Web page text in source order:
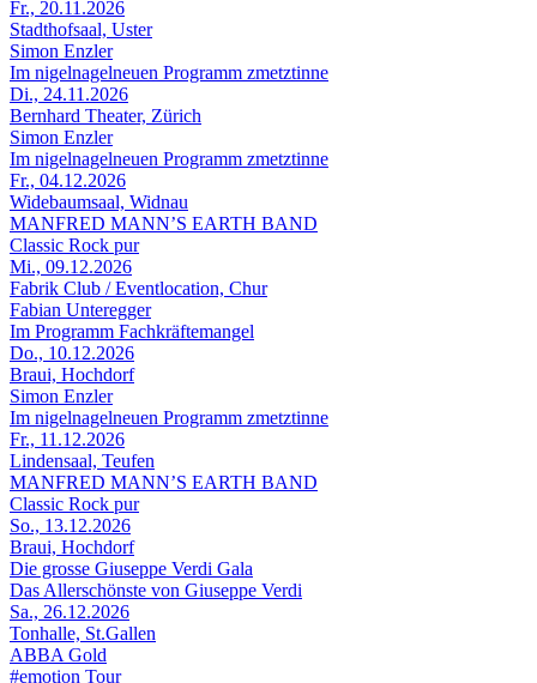
Fr., 20.11.2026
Stadthofsaal, Uster
Simon Enzler
Im nigelnagelneuen Programm zmetztinne
Di., 24.11.2026
Bernhard Theater, Zürich
Simon Enzler
Im nigelnagelneuen Programm zmetztinne
Fr., 04.12.2026
Widebaumsaal, Widnau
MANFRED MANN’S EARTH BAND
Classic Rock pur
Mi., 09.12.2026
Fabrik Club / Eventlocation, Chur
Fabian Unteregger
Im Programm Fachkräftemangel
Do., 10.12.2026
Braui, Hochdorf
Simon Enzler
Im nigelnagelneuen Programm zmetztinne
Fr., 11.12.2026
Lindensaal, Teufen
MANFRED MANN’S EARTH BAND
Classic Rock pur
So., 13.12.2026
Braui, Hochdorf
Die grosse Giuseppe Verdi Gala
Das Allerschönste von Giuseppe Verdi
Sa., 26.12.2026
Tonhalle, St.Gallen
ABBA Gold
#emotion Tour